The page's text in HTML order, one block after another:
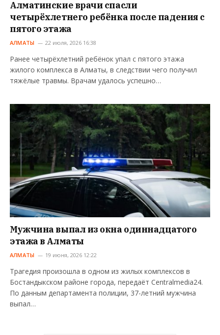
Алматинские врачи спасли
четырёхлетнего ребёнка после падения с
пятого этажа
АЛМАТЫ 22 июля, 2026 16:38
Ранее четырёхлетний ребёнок упал с пятого этажа
жилого комплекса в Алматы, в следствии чего получил
тяжёлые травмы. Врачам удалось успешно…
Мужчина выпал из окна одиннадцатого
этажа в Алматы
АЛМАТЫ 19 июня, 2026 12:22
Трагедия произошла в одном из жилых комплексов в
Бостандыкском районе города, передаёт Centralmedia24.
По данным департамента полиции, 37-летний мужчина
выпал…